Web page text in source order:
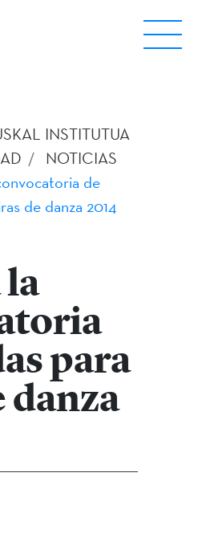
INSTITUTUA
NOTICIAS
de
de danza 2014
para
danza